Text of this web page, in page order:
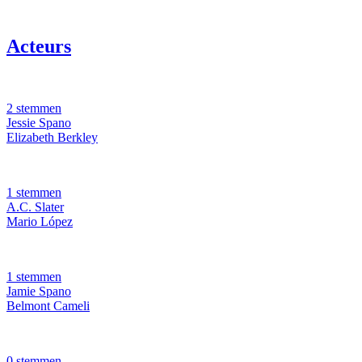
Acteurs
2 stemmen
Jessie Spano
Elizabeth Berkley
1 stemmen
A.C. Slater
Mario López
1 stemmen
Jamie Spano
Belmont Cameli